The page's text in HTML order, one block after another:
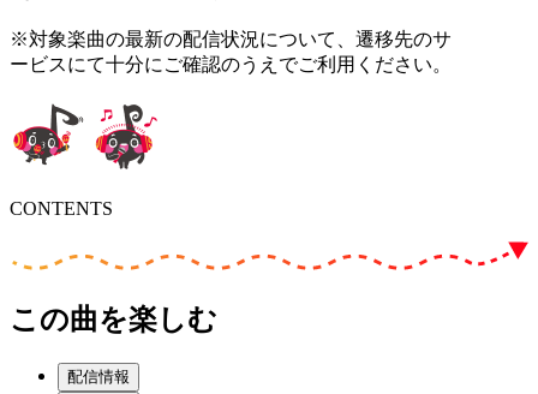
※対象楽曲の最新の配信状況について、遷移先のサ
ービスにて十分にご確認のうえでご利用ください。
CONTENTS
この曲を楽しむ
配信情報